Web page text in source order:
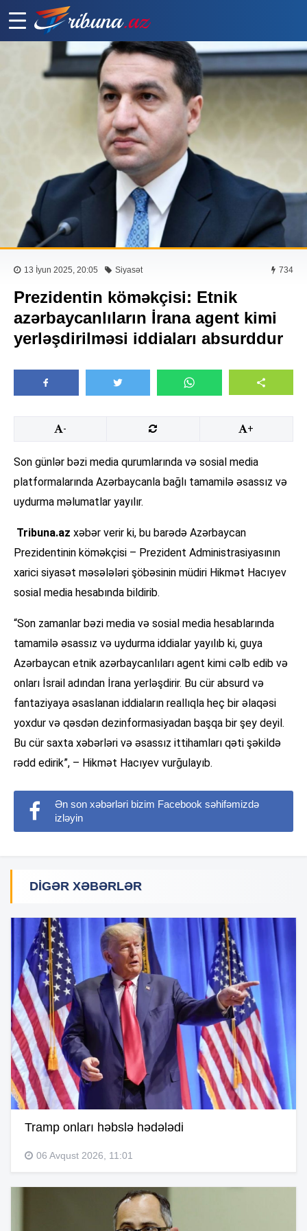
13 İyun 2025, 20:05 Siyasət 734
Prezidentin köməkçisi: Etnik
azərbaycanlıların İrana agent kimi
yerləşdirilməsi iddiaları absurddur
- +
Son günlər bəzi media qurumlarında və sosial media
platformalarında Azərbaycanla bağlı tamamilə əsassız və
uydurma məlumatlar yayılır.
Tribuna.az xəbər verir ki, bu barədə Azərbaycan
Prezidentinin köməkçisi – Prezident Administrasiyasının
xarici siyasət məsələləri şöbəsinin müdiri Hikmət Hacıyev
sosial media hesabında bildirib.
“Son zamanlar bəzi media və sosial media hesablarında
tamamilə əsassız və uydurma iddialar yayılıb ki, guya
Azərbaycan etnik azərbaycanlıları agent kimi cəlb edib və
onları İsrail adından İrana yerləşdirir. Bu cür absurd və
fantaziyaya əsaslanan iddiaların reallıqla heç bir əlaqəsi
yoxdur və qəsdən dezinformasiyadan başqa bir şey deyil.
Bu cür saxta xəbərləri və əsassız ittihamları qəti şəkildə
rədd edirik”, – Hikmət Hacıyev vurğulayıb.
Ən son xəbərləri bizim Facebook səhifəmizdə
izləyin
DIGƏR XƏBƏRLƏR
Tramp onları həbslə hədələdi
06 Avqust 2026, 11:01